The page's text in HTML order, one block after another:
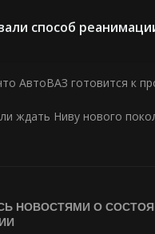
способ
АвтоВАЗ готовится к
ждать Ниву нового
НОВОСТЯМИ О